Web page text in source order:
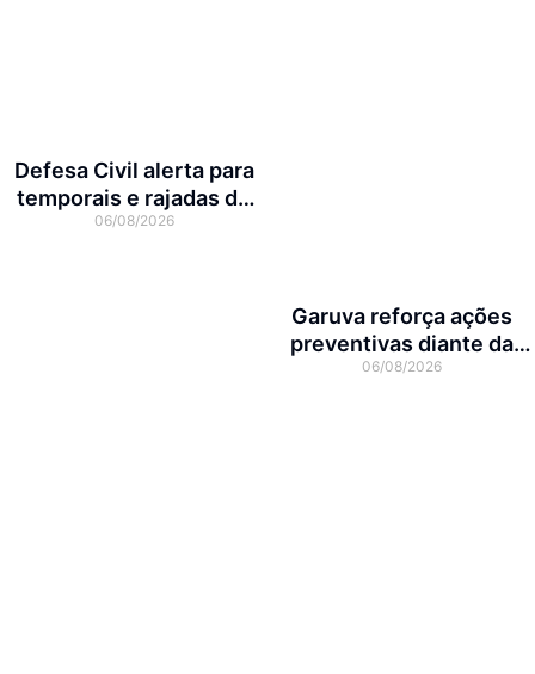
Defesa Civil alerta para
temporais e rajadas de
vento de até 70 km/h em
06/08/2026
Garuva reforça ações
preventivas diante da
previsão de atuação do El
06/08/2026